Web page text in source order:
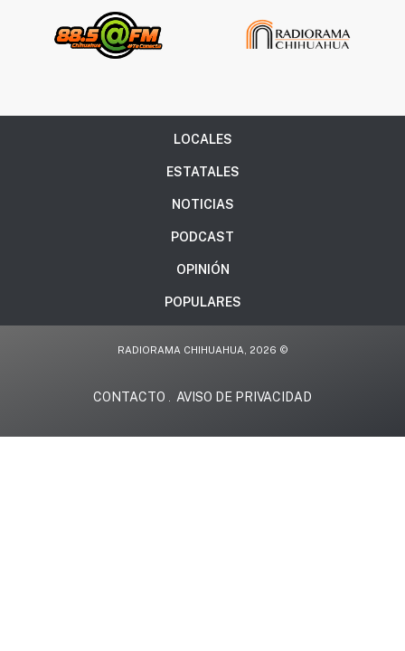
LOCALES
ESTATALES
NOTICIAS
PODCAST
OPINIÓN
POPULARES
RADIORAMA CHIHUAHUA, 2026 ©
CONTACTO AVISO DE PRIVACIDAD